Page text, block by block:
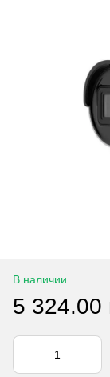
В наличии
5 324.00